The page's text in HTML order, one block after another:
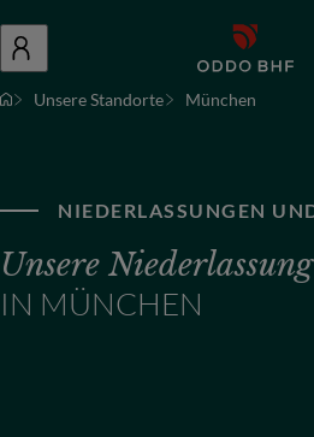
Unsere Standorte München
NIEDERLASSUNGEN
Unsere Niederlassung
IN MÜNCHEN